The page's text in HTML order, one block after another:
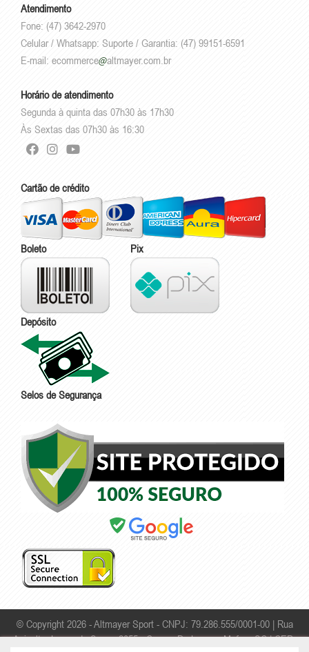
Atendimento
Fone: (47) 3642-2970
Celular / Whatsapp: Suporte / Garantia: (47) 99151-6591
E-mail: ecommerce altmayer.com.br
Horário de atendimento
Segunda à quinta das 07h30 às 17h30
Às Sextas das 07h30 às 16:30
Cartão de crédito
Boleto Pix
Depósito
Selos de Segurança
© Copyright 2026 - Altmayer Sport - CNPJ: 79.286.555/0001-00 | Rua
Apicultor Leonardo Sauer, 2055 - Campo Da Lança - Mafra - SC | CEP: